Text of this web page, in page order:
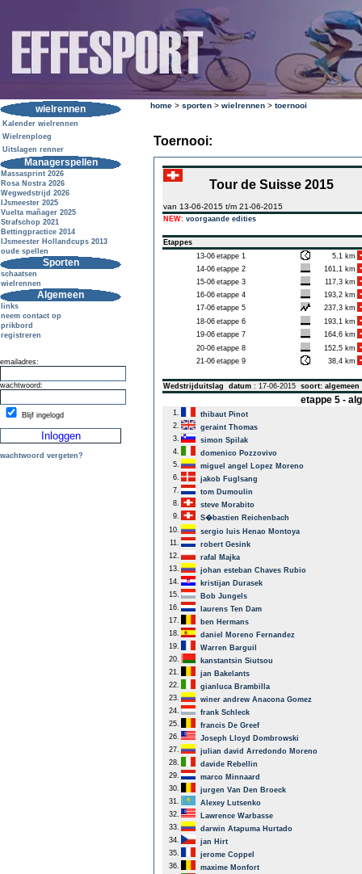
wielrennen
Kalender wielrennen
Wielrenploeg
Uitslagen renner
Managerspellen
Massasprint 2026
Rosa Nostra 2026
Wegwedstrijd 2026
IJsmeester 2025
Vuelta mañager 2025
Strafschop 2021
Bettingpractice 2014
IJsmeester Hollandcups 2013
oude spellen
Sporten
schaatsen
wielrennen
Algemeen
links
neem contact op
prikbord
registreren
emailadres:
wachtwoord:
Blijf ingelogd
wachtwoord vergeten?
home > sporten > wielrennen > toernooi
Toernooi:
Tour de Suisse 2015
van 13-06-2015 t/m 21-06-2015
NEW: voorgaande edities
Etappes
13-06 etappe 1
5,1 km
14-06 etappe 2
161,1 km
15-06 etappe 3
117,3 km
16-06 etappe 4
193,2 km
17-06 etappe 5
237,3 km
18-06 etappe 6
193,1 km
19-06 etappe 7
164,6 km
20-06 etappe 8
152,5 km
21-06 etappe 9 38,4 km
Wedstrijduitslag datum : 17-06-2015 soort: algemeen
etappe 5 -
1.
thibaut Pinot
2.
geraint Thomas
3.
simon Spilak
4.
domenico Pozzovivo
5.
miguel angel Lopez Moreno
6.
jakob Fuglsang
7.
tom Dumoulin
8.
steve Morabito
9.
S�bastien Reichenbach
10.
sergio luis Henao Montoya
11.
robert Gesink
12.
rafal Majka
13.
johan esteban Chaves Rubio
14.
kristijan Durasek
15.
Bob Jungels
16.
laurens Ten Dam
17.
ben Hermans
18.
daniel Moreno Fernandez
19.
Warren Barguil
20.
kanstantsin Siutsou
21.
jan Bakelants
22.
gianluca Brambilla
23.
winer andrew Anacona Gomez
24.
frank Schleck
25.
francis De Greef
26.
Joseph Lloyd Dombrowski
27.
julian david Arredondo Moreno
28.
davide Rebellin
29.
marco Minnaard
30.
jurgen Van Den Broeck
31.
Alexey Lutsenko
32.
Lawrence Warbasse
33.
darwin Atapuma Hurtado
34.
jan Hirt
35.
jerome Coppel
36.
maxime Monfort